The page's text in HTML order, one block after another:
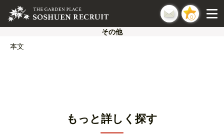
0
その他
本文
もっと詳しく探す